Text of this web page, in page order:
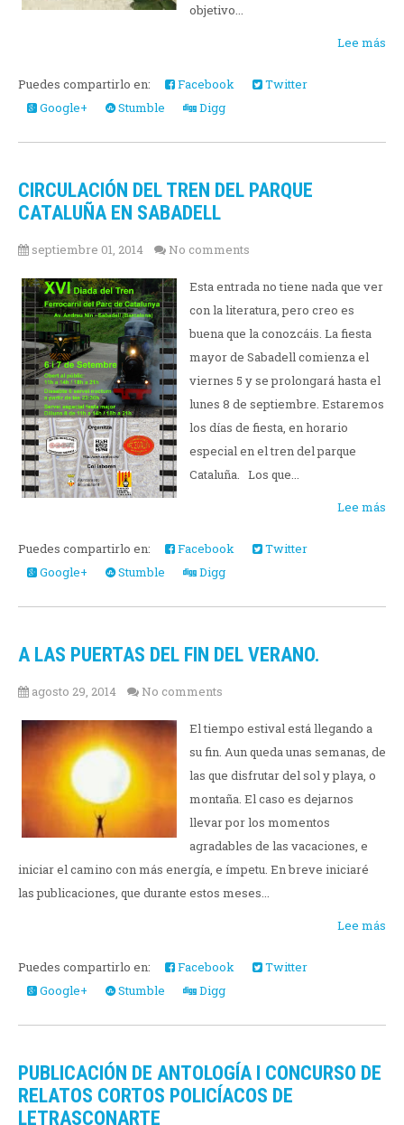
objetivo...
Lee más
Puedes compartirlo en: Facebook
Twitter
Google+
Stumble Digg
CIRCULACIÓN DEL TREN DEL PARQUE
CATALUÑA EN SABADELL
septiembre 01, 2014 No comments
Esta entrada no tiene nada que ver
con la literatura, pero creo es
buena que la conozcáis. La fiesta
mayor de Sabadell comienza el
viernes 5 y se prolongará hasta el
lunes 8 de septiembre. Estaremos
los días de fiesta, en horario
especial en el tren del parque
Cataluña. Los que...
Lee más
Puedes compartirlo en: Facebook
Twitter
Google+
Stumble Digg
A LAS PUERTAS DEL FIN DEL VERANO.
agosto 29, 2014 No comments
El tiempo estival está llegando a
su fin. Aun queda unas semanas, de
las que disfrutar del sol y playa, o
montaña. El caso es dejarnos
llevar por los momentos
agradables de las vacaciones, e
iniciar el camino con más energía, e ímpetu. En breve iniciaré
las publicaciones, que durante estos meses...
Lee más
Puedes compartirlo en: Facebook
Twitter
Google+
Stumble Digg
PUBLICACIÓN DE ANTOLOGÍA I CONCURSO DE
RELATOS CORTOS POLICÍACOS DE
LETRASCONARTE